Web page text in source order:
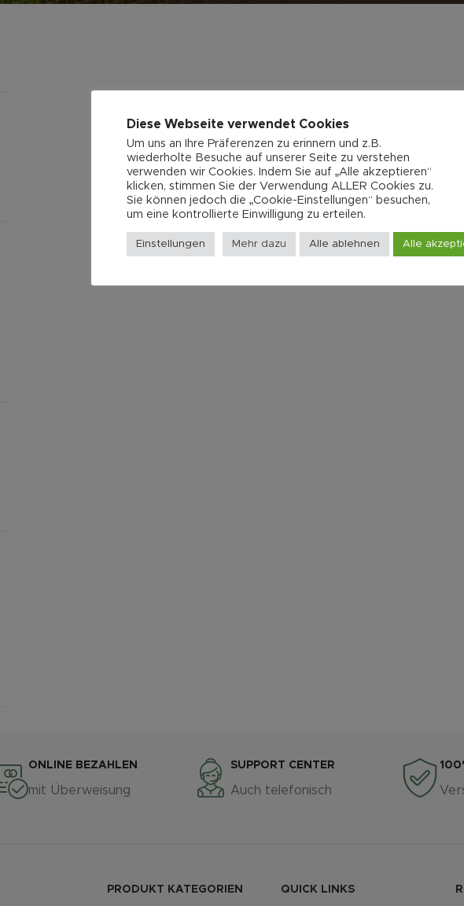
ONLINE BEZAHLEN
mit Überweisung
SUPPORT CENTER
Auch telefonisch
PRODUKT KATEGORIEN QUICK LINKS
Diese Webseite verwendet Cookies
Um uns an Ihre Präferenzen zu erinnern und z.B.
wiederholte Besuche auf unserer Seite zu verstehen
verwenden wir Cookies. Indem Sie auf „Alle akzeptieren“
klicken, stimmen Sie der Verwendung ALLER Cookies zu.
Sie können jedoch die „Cookie-Einstellungen“ besuchen,
um eine kontrollierte Einwilligung zu erteilen.
Einstellungen Mehr dazu Alle ablehnen Alle